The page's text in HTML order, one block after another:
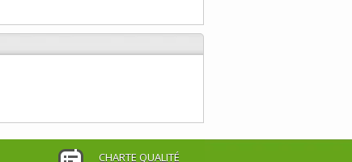
CHARTE QUALITÉ